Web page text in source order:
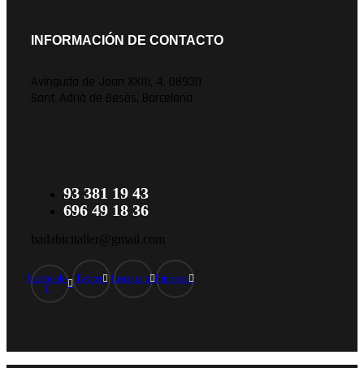
INFORMACIÓN DE CONTACTO
Avinguda de Joan XXIII, 4, 08930
Sant Adrià de Besòs, Barcelona
93 381 19 43
696 49 18 36
badabicitaller@gmail.com
Facebook-
f
Twitter Instagram Pinterest